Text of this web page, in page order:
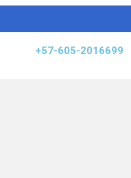
+57-605-2016699